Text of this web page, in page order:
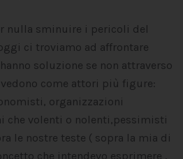
nulla sminuire i pericoli del
ci troviamo ad affrontare
soluzione se non attraverso
come attori più figure:
organizzazioni
che volenti o nolenti,pessimisti
le nostre teste ( sopra la mia di
che intendevo esprimere .